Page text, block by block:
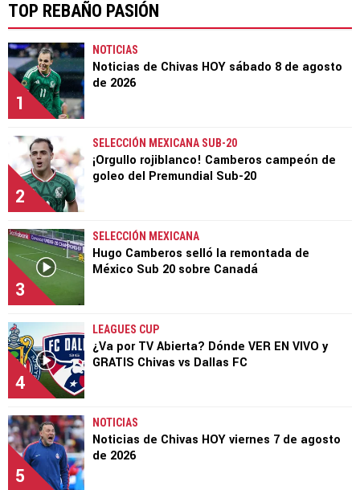
TOP REBAÑO PASIÓN
1
NOTICIAS
Noticias de Chivas HOY sábado 8 de agosto
de 2026
2
SELECCIÓN MEXICANA SUB-20
¡Orgullo rojiblanco! Camberos campeón de
goleo del Premundial Sub-20
3
SELECCIÓN MEXICANA
Hugo Camberos selló la remontada de
México Sub 20 sobre Canadá
4
LEAGUES CUP
¿Va por TV Abierta? Dónde VER EN VIVO y
GRATIS Chivas vs Dallas FC
5
NOTICIAS
Noticias de Chivas HOY viernes 7 de agosto
de 2026